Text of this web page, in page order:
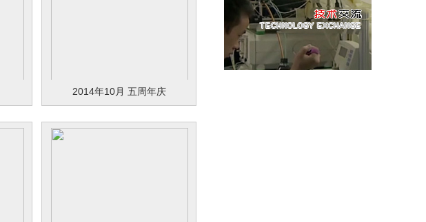
2014年10月 五周年庆